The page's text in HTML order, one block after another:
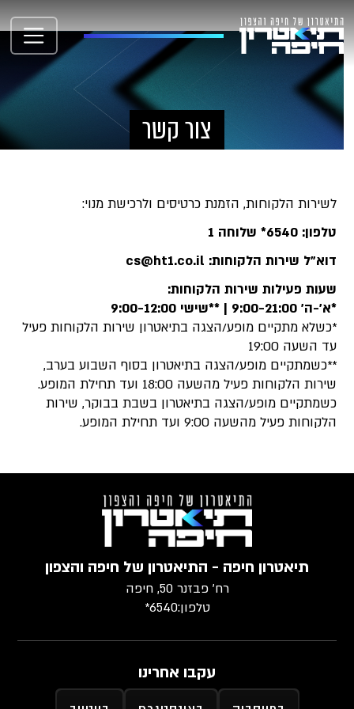
צור קשר
לשירות הלקוחות, הזמנת כרטיסים ולרכישת מנוי:
טלפון: 6540* שלוחה 1
דוא"ל שירות הלקוחות: cs@ht1.co.il
שעות פעילות שירות הלקוחות:
*א'-ה' 9:00-21:00 | **שישי 9:00-12:00
*כשלא מתקיים מופע/הצגה בתיאטרון שירות הלקוחות פעיל
עד השעה 19:00
**כשמתקיים מופע/הצגה בתיאטרון בסוף השבוע בערב,
שירות הלקוחות פעיל מהשעה 18:00 ועד תחילת המופע.
כשמתקיים מופע/הצגה בתיאטרון בשבת בבוקר, שירות
הלקוחות פעיל מהשעה 9:00 ועד תחילת המופע.
תיאטרון חיפה - התיאטרון של חיפה והצפון
רח׳ פבזנר 50, חיפה
טלפון:6540*
עקבו אחרינו